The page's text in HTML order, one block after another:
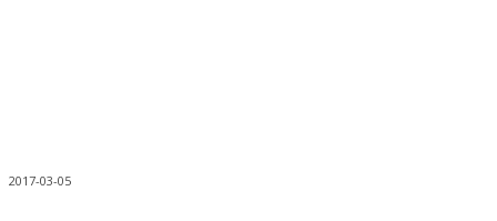
2017-03-05